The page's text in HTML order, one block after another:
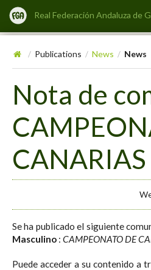
Real Federación Andaluza de
/ Publications / News / News
Nota de
CANARIAS
Se ha publicado el siguiente
Masculino : CAMPEONATO DE
Puede acceder a su contenido a